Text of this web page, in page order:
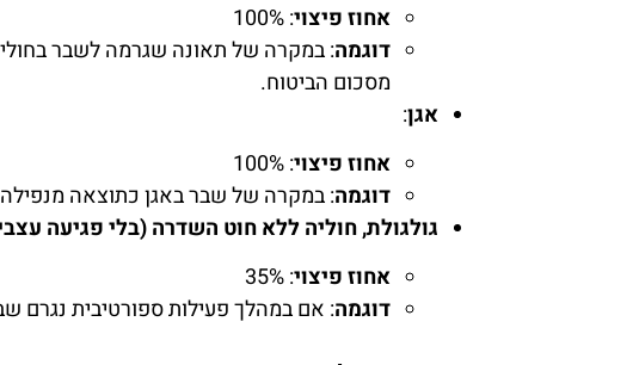
אחוז פיצוי: 100%
דוגמה
מסכום הביטוח.
אגן:
אחוז פיצוי: 100%
דוגמה: במקרה של שבר באגן כתוצאה
גולגולת, חוליה ללא חוט השדרה (בלי פגיעה
אחוז פיצוי: 35%
דוגמה: אם במהלך פעילות ספורטיבית נגרם שבר בכתף,